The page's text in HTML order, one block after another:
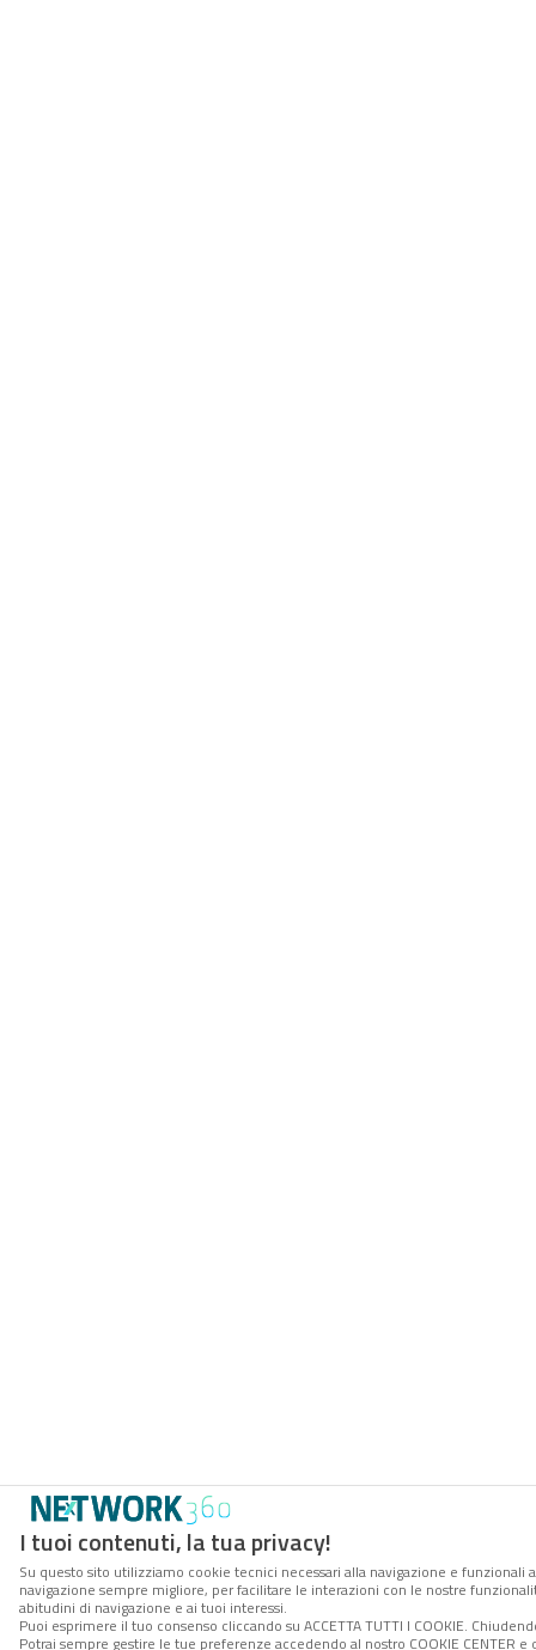
I tuoi contenuti, la tua privacy!
Su questo sito utilizziamo cookie tecnici necessari alla navigazione e
navigazione sempre migliore, per facilitare le interazioni con le nostre
abitudini di navigazione e ai tuoi interessi.
Puoi esprimere il tuo consenso cliccando su ACCETTA TUTTI I COOKIE.
Potrai sempre gestire le tue preferenze accedendo al nostro COOKIE